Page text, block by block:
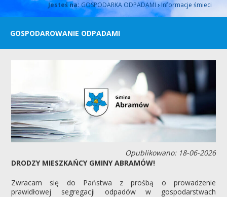
Jesteś na:GOSPODARKA ODPADAMI ›Informacje śmieci
GOSPODAROWANIE ODPADAMI
Opublikowano: 18-06-2026
DRODZY MIESZKAŃCY GMINY ABRAMÓW!
Zwracam się do Państwa z prośbą o prowadzenie
prawidłowej segregacji odpadów w gospodarstwach